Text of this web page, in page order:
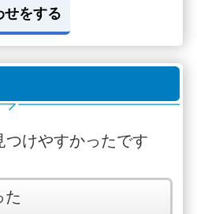
せをする
けやすかったです
た